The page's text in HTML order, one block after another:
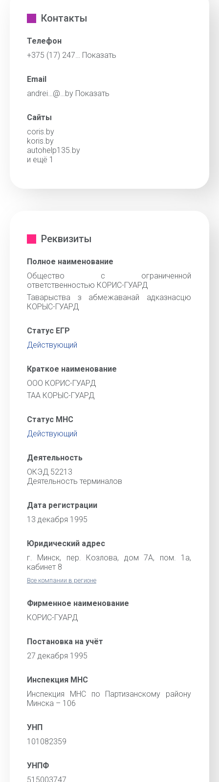
Контакты
Телефон
+375 (17) 247… Показать
Email
andrei…@…by Показать
Сайты
coris.by
koris.by
autohelp135.by
и ещё 1
Реквизиты
Полное наименование
Общество с ограниченной
ответственностью КОРИС-ГУАРД
Таварыства з абмежаванай адказнасцю
КОРЫС-ГУАРД
Статус ЕГР
Действующий
Краткое наименование
ООО КОРИС-ГУАРД
ТАА КОРЫС-ГУАРД
Статус МНС
Действующий
Деятельность
ОКЭД 52213
Деятельность терминалов
Дата регистрации
13 декабря 1995
Юридический адрес
г. Минск, пер. Козлова, дом 7А, пом. 1а,
кабинет 8
Все компании в регионе
Фирменное наименование
КОРИС-ГУАРД
Постановка на учёт
27 декабря 1995
Инспекция МНС
Инспекция МНС по Партизанскому району
Минска – 106
УНП
101082359
УНПФ
515003747